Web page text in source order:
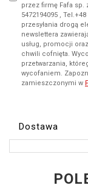
przez firmę Fafa sp.
5472194095 ,
przesyłania drogą
newslettera
usług, promocji
chwili cofnięta.
przetwarzania,
wycofaniem.
zamieszczonymi w
Dostawa